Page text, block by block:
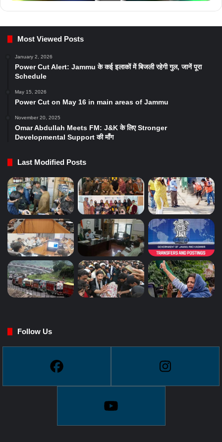
Most Viewed Posts
January 2, 2026
Power Cut Alert: Jammu के कई इलाकों में बिजली रहेगी गुल, जानें पूरा
Schedule
May 15, 2026
Power Cut on May 16 in main areas of Jammu
November 20, 2025
Omar Abdullah Meets FM: J&K के लिए Stronger
Developmental Support की माँग
Last Modified Posts
Follow Us